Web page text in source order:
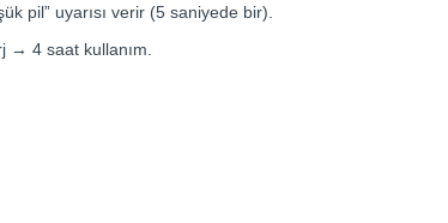
pil” uyarısı verir (5 saniyede bir).
→ 4 saat kullanım.